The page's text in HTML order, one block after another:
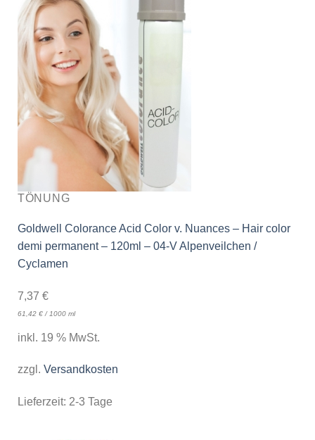
TÖNUNG
Goldwell Colorance Acid Color v. Nuances – Hair color
demi permanent – 120ml – 04-V Alpenveilchen /
Cyclamen
7,37 €
61,42 €/ 1000 ml
inkl. 19 % MwSt.
zzgl. Versandkosten
Lieferzeit: 2-3 Tage